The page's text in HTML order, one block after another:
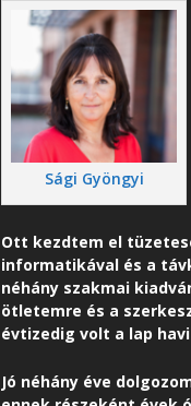
Sági Gyöngyi
Ott kezdtem el
informatikával és a
néhány szakmai
ötletemre és a
évtizedig volt a lap
Jó néhány éve